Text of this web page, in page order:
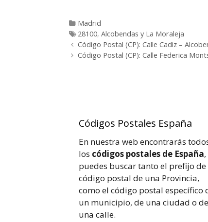
Categorías
Madrid
Etiquetas
28100, Alcobendas y La Moraleja
Post
navigation
Código Postal (CP): Calle Cadiz –
Código Postal (CP): Calle Federica
Códigos Postales España
En nuestra web encontrarás
los códigos postales de España,
puedes buscar tanto el prefijo de
código postal de una Provincia,
como el código postal específico
un municipio, de una ciudad o de
una calle.